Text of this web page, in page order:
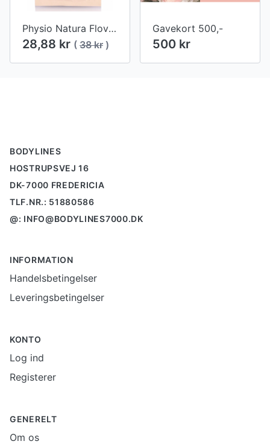
Physio Natura Flove Grape og Amaranth ansigtsmaske
28,88 kr ( 38 kr )
Gavekort 500,-
500 kr
BODYLINES
HOSTRUPSVEJ 16
DK-7000 FREDERICIA
TLF.NR.: 51880586
@: INFO@BODYLINES7000.DK
INFORMATION
Handelsbetingelser
Leveringsbetingelser
KONTO
Log ind
Registerer
GENERELT
Om os